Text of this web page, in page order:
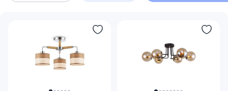
Дизайнерский свет 30
В наличии 95